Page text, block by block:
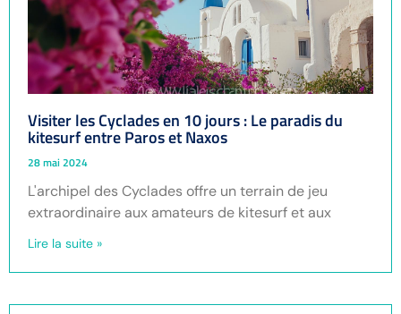
Visiter les Cyclades en 10 jours : Le paradis du
kitesurf entre Paros et Naxos
28 mai 2024
L'archipel des Cyclades offre un terrain de jeu
extraordinaire aux amateurs de kitesurf et aux
Lire la suite »